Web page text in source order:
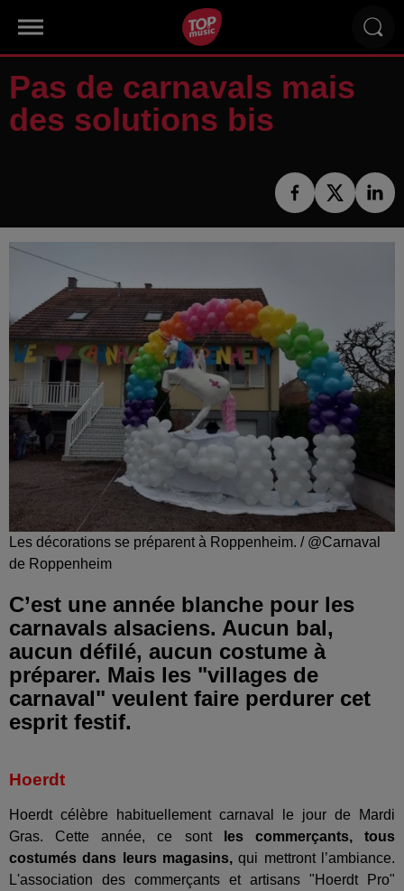
Pas de carnavals mais
des solutions bis
Les décorations se préparent à Roppenheim. / @Carnaval
de Roppenheim
C’est une année blanche pour les
carnavals alsaciens. Aucun bal,
aucun défilé, aucun costume à
préparer. Mais les "villages de
carnaval" veulent faire perdurer cet
esprit festif.
Hoerdt
Hoerdt célèbre habituellement carnaval le jour de Mardi
Gras. Cette année, ce sont
les commerçants, tous
costumés dans leurs magasins, qui mettront l’ambiance.
L'association des commerçants et artisans "Hoerdt Pro"